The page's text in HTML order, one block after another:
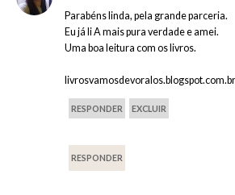
Parabéns linda, pela grande parceria.
Eu já li A mais pura verdade e amei.
Uma boa leitura com os livros.
livrosvamosdevoralos.blogspot.com.br
RESPONDER EXCLUIR
RESPONDER